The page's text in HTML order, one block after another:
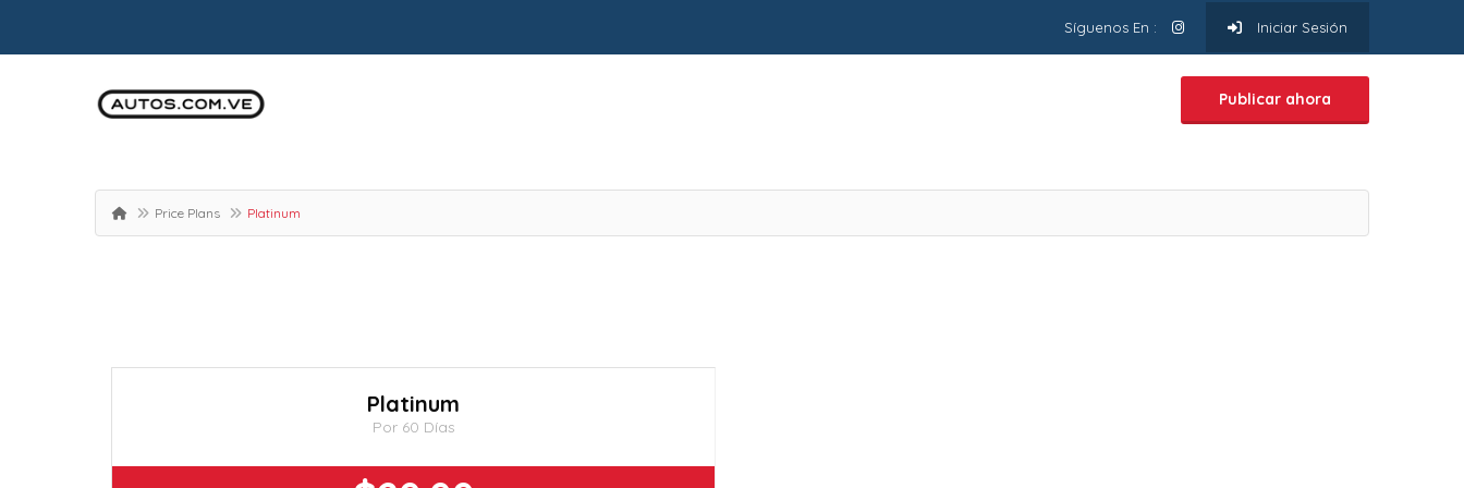
Iniciar Sesión
Síguenos En :
Publicar ahora
Price Plans Platinum
Platinum
Por 60 Días